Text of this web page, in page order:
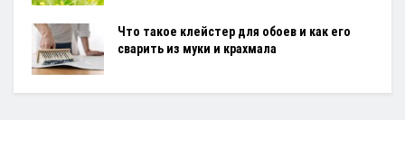
Что такое клейстер для обоев и как его
сварить из муки и крахмала